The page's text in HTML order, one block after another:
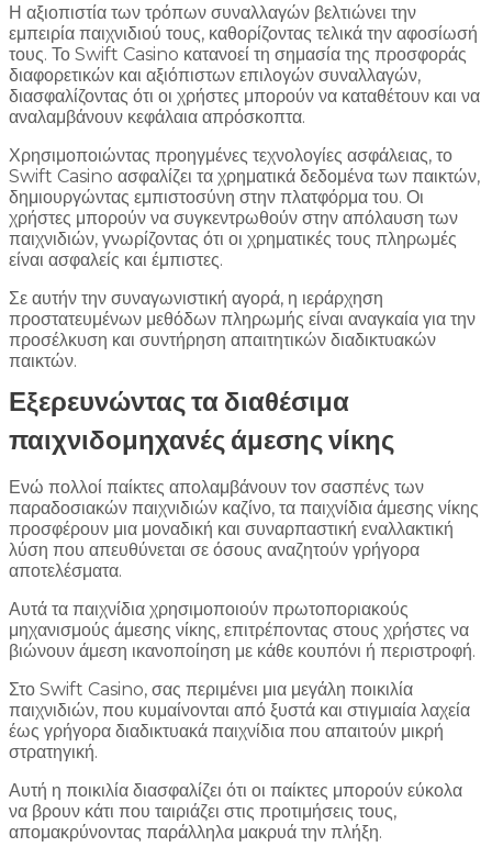
Η αξιοπιστία των τρόπων συναλλαγών βελτιώνει την
εμπειρία παιχνιδιού τους, καθορίζοντας τελικά την αφοσίωσή
τους. Το Swift Casino κατανοεί τη σημασία της προσφοράς
διαφορετικών και αξιόπιστων επιλογών συναλλαγών,
διασφαλίζοντας ότι οι χρήστες μπορούν να καταθέτουν και να
αναλαμβάνουν κεφάλαια απρόσκοπτα.
Χρησιμοποιώντας προηγμένες τεχνολογίες ασφάλειας, το
Swift Casino ασφαλίζει τα χρηματικά δεδομένα των παικτών,
δημιουργώντας εμπιστοσύνη στην πλατφόρμα του. Οι
χρήστες μπορούν να συγκεντρωθούν στην απόλαυση των
παιχνιδιών, γνωρίζοντας ότι οι χρηματικές τους πληρωμές
είναι ασφαλείς και έμπιστες.
Σε αυτήν την συναγωνιστική αγορά, η ιεράρχηση
προστατευμένων μεθόδων πληρωμής είναι αναγκαία για την
προσέλκυση και συντήρηση απαιτητικών διαδικτυακών
παικτών.
Εξερευνώντας τα διαθέσιμα
παιχνιδομηχανές άμεσης νίκης
Ενώ πολλοί παίκτες απολαμβάνουν τον σασπένς των
παραδοσιακών παιχνιδιών καζίνο, τα παιχνίδια άμεσης νίκης
προσφέρουν μια μοναδική και συναρπαστική εναλλακτική
λύση που απευθύνεται σε όσους αναζητούν γρήγορα
αποτελέσματα.
Αυτά τα παιχνίδια χρησιμοποιούν πρωτοποριακούς
μηχανισμούς άμεσης νίκης, επιτρέποντας στους χρήστες να
βιώνουν άμεση ικανοποίηση με κάθε κουπόνι ή περιστροφή.
Στο Swift Casino, σας περιμένει μια μεγάλη ποικιλία
παιχνιδιών, που κυμαίνονται από ξυστά και στιγμιαία λαχεία
έως γρήγορα διαδικτυακά παιχνίδια που απαιτούν μικρή
στρατηγική.
Αυτή η ποικιλία διασφαλίζει ότι οι παίκτες μπορούν εύκολα
να βρουν κάτι που ταιριάζει στις προτιμήσεις τους,
απομακρύνοντας παράλληλα μακρυά την πλήξη.